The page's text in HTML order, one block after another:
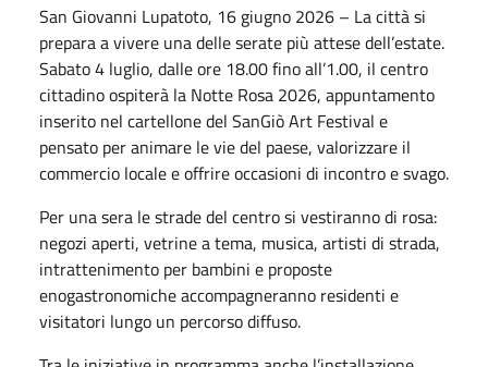
San Giovanni Lupatoto, 16 giugno 2026 – La città si
prepara a vivere una delle serate più attese dell’estate.
Sabato 4 luglio, dalle ore 18.00 fino all’1.00, il centro
cittadino ospiterà la Notte Rosa 2026, appuntamento
inserito nel cartellone del SanGiò Art Festival e
pensato per animare le vie del paese, valorizzare il
commercio locale e offrire occasioni di incontro e svago.
Per una sera le strade del centro si vestiranno di rosa:
negozi aperti, vetrine a tema, musica, artisti di strada,
intrattenimento per bambini e proposte
enogastronomiche accompagneranno residenti e
visitatori lungo un percorso diffuso.